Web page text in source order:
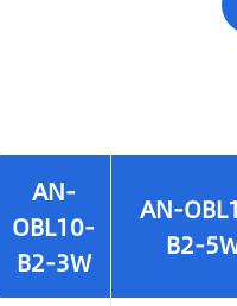
AN-
OBL10-
B2-3W
AN-
B2-